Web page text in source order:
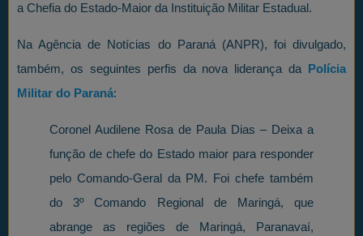
a Chefia do Estado-Maior da Instituição Militar Estadual.
Na Agência de Notícias do Paraná (ANPR), foi divulgado,
também, os seguintes perfis da nova liderança da Polícia
Militar do Paraná:
Coronel Audilene Rosa de Paula Dias – Deixa a
função de chefe do Estado maior para responder
pelo Comando-Geral da PM. Foi chefe também
do 3º Comando Regional de Maringá, que
abrange as regiões de Maringá, Paranavaí,